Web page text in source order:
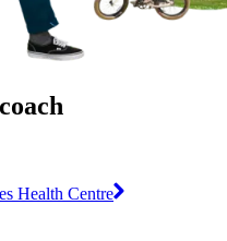
Health Centre